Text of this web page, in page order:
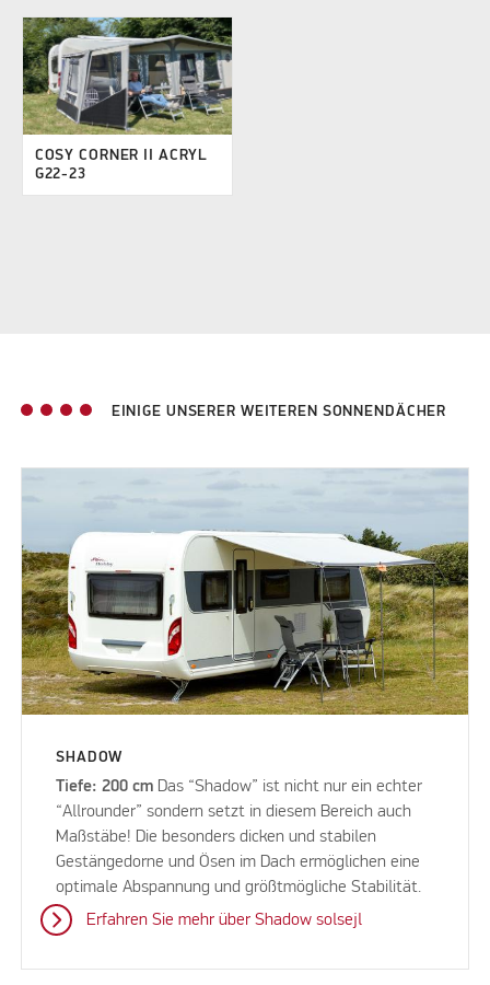
COSY CORNER II ACRYL
G22-23
EINIGE UNSERER WEITEREN SONNENDÄCHER
SHADOW
Tiefe: 200 cm Das “Shadow” ist nicht nur ein echter
“Allrounder” sondern setzt in diesem Bereich auch
Maßstäbe! Die besonders dicken und stabilen
Gestängedorne und Ösen im Dach ermöglichen eine
optimale Abspannung und größtmögliche Stabilität.
Erfahren Sie mehr über Shadow solsejl